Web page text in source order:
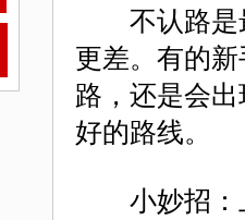
不认路是最
更差。有的
路，还是会
好的路线。
小妙招：上